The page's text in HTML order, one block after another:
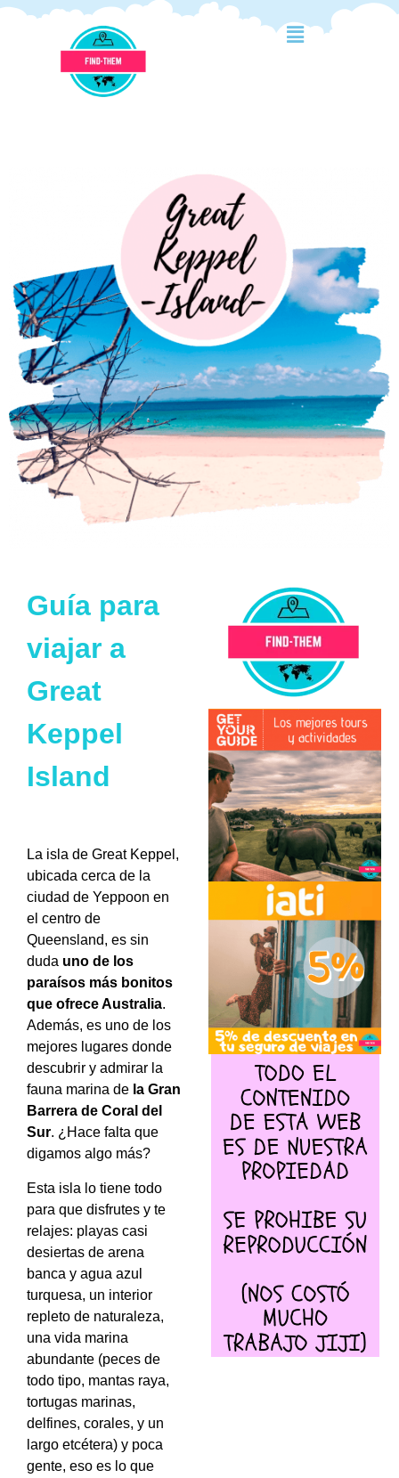
Guía para
viajar a
Great
Keppel
Island
La isla de Great Keppel,
ubicada cerca de la
ciudad de Yeppoon en
el centro de
Queensland, es sin
duda uno de los
paraísos más bonitos
que ofrece Australia.
Además, es uno de los
mejores lugares donde
descubrir y admirar la
fauna marina de la Gran
Barrera de Coral del
Sur. ¿Hace falta que
digamos algo más?
Esta isla lo tiene todo
para que disfrutes y te
relajes: playas casi
desiertas de arena
banca y agua azul
turquesa, un interior
repleto de naturaleza,
una vida marina
abundante (peces de
todo tipo, mantas raya,
tortugas marinas,
delfines, corales, y un
largo etcétera) y poca
gente, eso es lo que